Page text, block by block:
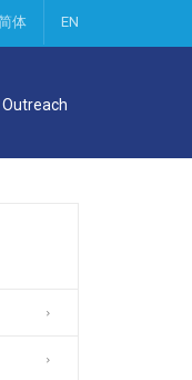
体 EN